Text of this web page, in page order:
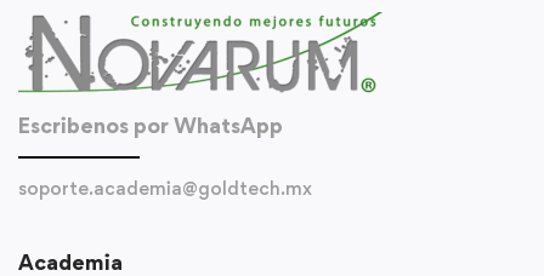
Escribenos por WhatsApp
soporte.academia@goldtech.mx
Academia